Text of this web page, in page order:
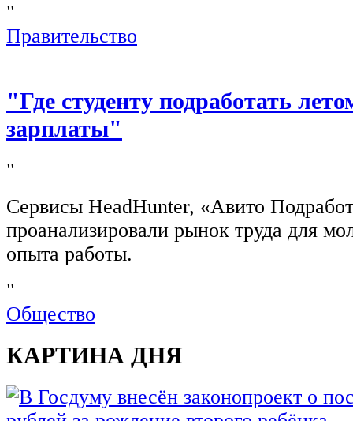
"
Правительство
"Где студенту подработать
зарплаты"
"
Сервисы HeadHunter, «Авито
проанализировали рынок труда для
опыта работы.
"
Общество
КАРТИНА ДНЯ